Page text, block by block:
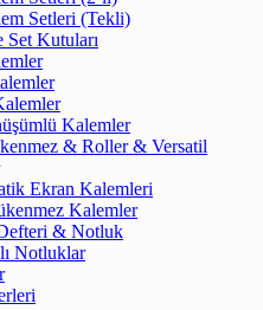
Setleri (Tekli)
Set Kutuları
Kalemler
& Roller & Versatil
Ekran Kalemleri
Kalemler
& Notluk
Notluklar